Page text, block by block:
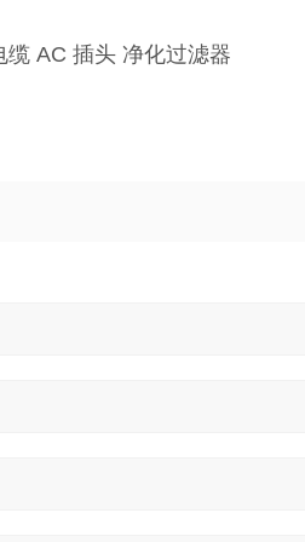
AC 插头 净化过滤器